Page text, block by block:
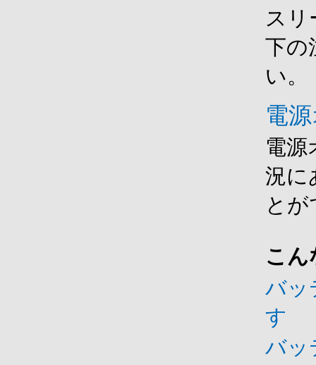
スリ
下の
い。
電
電源
況に
と
こん
バッ
す
バッ